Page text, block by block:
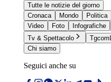
Tutte le notizie del giorno
Cronaca
Mondo Politica
Video
Foto Infografiche
Tv & Spettacolo
Chi siamo
Seguici anche su